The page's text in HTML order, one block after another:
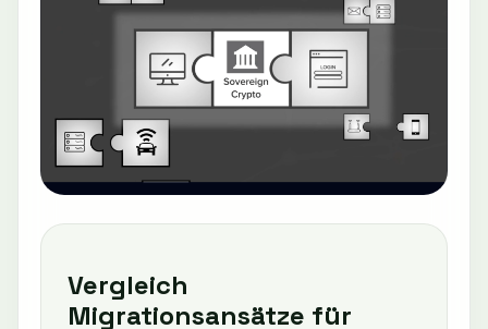
Vergleich
Migrationsansätze für